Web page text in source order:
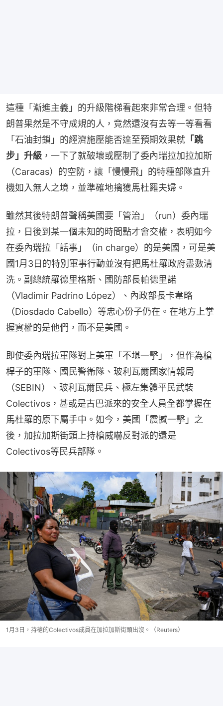
這種「漸進主義」的升級階梯看起來非常合理。但特
朗普果然是不守成規的人，竟然還沒有去等一等看看
「石油封鎖」的經濟施壓能否達至預期效果就 「跳
步」升級 ，一下了就破壞或壓制了委內瑞拉加拉加斯
（Caracas）的空防，讓「慢慢飛」的特種部隊直升
機如入無人之境，並準確地擒獲馬杜羅夫婦。
雖然其後特朗普聲稱美國要「管治」（run）委內瑞
拉，日後到某一個未知的時間點才會交權，表明如今
在委內瑞拉「話事」（in charge）的是美國，可是美
國1月3日的特別軍事行動並沒有把馬杜羅政府盡數清
洗。副總統羅德里格斯、國防部長帕德里諾
（Vladimir Padrino López）、內政部長卡韋略
（Diosdado Cabello）等忠心份子仍在。在地方上掌
握實權的是他們，而不是美國。
即使委內瑞拉軍隊對上美軍「不堪一擊」，但作為槍
桿子的軍隊、國民警衛隊、玻利瓦爾國家情報局
（SEBIN）、玻利瓦爾民兵、極左集體平民武裝
Colectivos，甚或是古巴派來的安全人員全都掌握在
馬杜羅的原下屬手中。如今，美國「震撼一擊」之
後，加拉加斯街頭上持槍威嚇反對派的還是
Colectivos等民兵部隊。
1月3日，持槍的Colectivos成員在加拉加斯街頭出沒。（Reuters）